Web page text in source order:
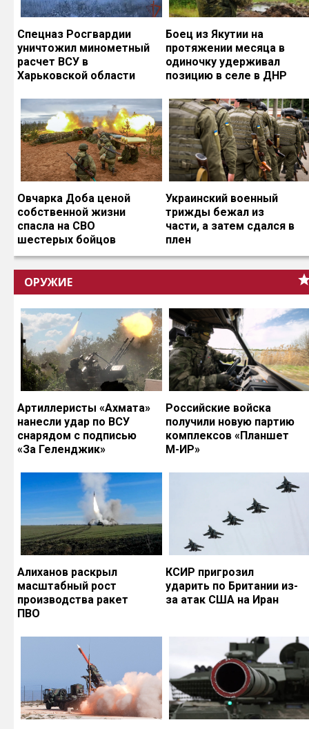
Спецназ Росгвардии
уничтожил минометный
расчет ВСУ в
Харьковской области
Боец из Якутии на
протяжении месяца в
одиночку удерживал
позицию в селе в ДНР
Овчарка Доба ценой
собственной жизни
спасла на СВО
шестерых бойцов
Украинский военный
трижды бежал из
части, а затем сдался в
плен
ОРУЖИЕ
Артиллеристы «Ахмата»
нанесли удар по ВСУ
снарядом с подписью
«За Геленджик»
Российские войска
получили новую партию
комплексов «Планшет
М-ИР»
Алиханов раскрыл
масштабный рост
производства ракет
ПВО
КСИР пригрозил
ударить по Британии из-
за атак США на Иран